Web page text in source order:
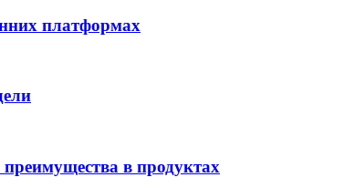
платформах
в продуктах